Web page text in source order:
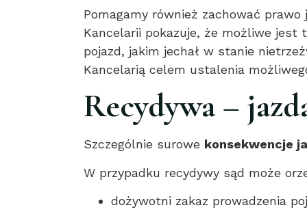
Pomagamy również zachować
Kancelarii pokazuje, że możliwe jest
pojazd, jakim jechał w stanie
Kancelarią celem ustalenia
Recydywa –
Szczególnie surowe konsekwencje
W przypadku recydywy sąd może
dożywotni zakaz prowadzenia